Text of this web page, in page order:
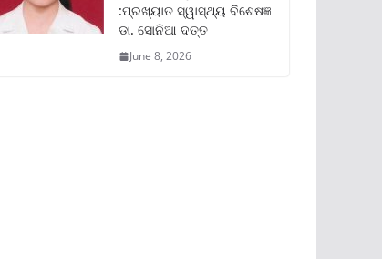
:ପ୍ରଖ୍ୟାତ ସ୍ୱାସ୍ଥ୍ୟ ବିଶେଷଜ୍ଞ
ଡା. ସୋନିଆ ଦତ୍ତ
June 8, 2026